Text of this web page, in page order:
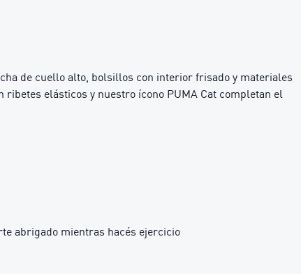
de cuello alto, bolsillos con interior frisado y materiales
elásticos y nuestro ícono PUMA Cat completan el
abrigado mientras hacés ejercicio